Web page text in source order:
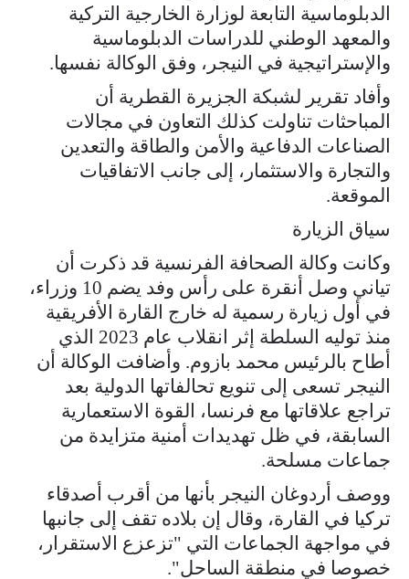
الدبلوماسية التابعة لوزارة الخارجية التركية
والمعهد الوطني للدراسات الدبلوماسية
والإستراتيجية في النيجر، وفق الوكالة نفسها.
وأفاد تقرير لشبكة الجزيرة القطرية أن
المباحثات تناولت كذلك التعاون في مجالات
الصناعات الدفاعية والأمن والطاقة والتعدين
والتجارة والاستثمار، إلى جانب الاتفاقيات
الموقعة.
سياق الزيارة
وكانت وكالة الصحافة الفرنسية قد ذكرت أن
تياني وصل أنقرة على رأس وفد يضم 10 وزراء،
في أول زيارة رسمية له خارج القارة الأفريقية
منذ توليه السلطة إثر انقلاب عام 2023 الذي
أطاح بالرئيس محمد بازوم. وأضافت الوكالة أن
النيجر تسعى إلى تنويع تحالفاتها الدولية بعد
تراجع علاقاتها مع فرنسا، القوة الاستعمارية
السابقة، في ظل تهديدات أمنية متزايدة من
جماعات مسلحة.
ووصف أردوغان النيجر بأنها من أقرب أصدقاء
تركيا في القارة، وقال إن بلاده تقف إلى جانبها
في مواجهة الجماعات التي "تزعزع الاستقرار،
خصوصا في منطقة الساحل".